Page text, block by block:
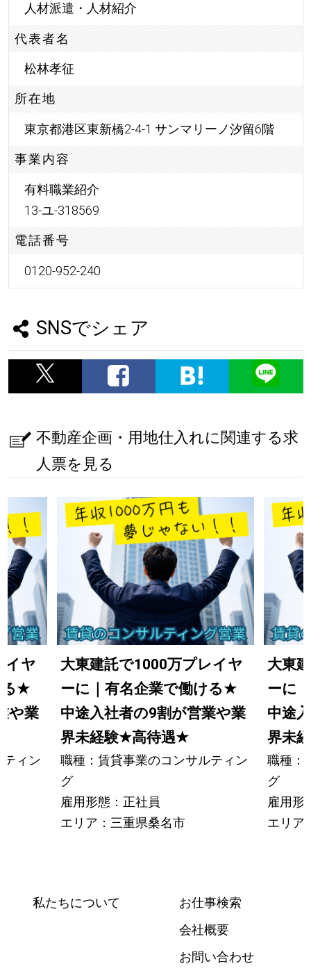
人材派遣・人材紹介
代表者名
松林孝征
所在地
東京都港区東新橋2-4-1 サンマリーノ汐留6階
事業内容
有料職業紹介
13-ユ-318569
電話番号
0120-952-240
SNSでシェア
不動産企画・用地仕入れに関連する求
人票を見る
イヤ
★
や業
ィン
大東建託で1000万プレイヤ
ーに｜有名企業で働ける★
中途入社者の9割が営業や業
界未経験★高待遇★
職種：賃貸事業のコンサルティン
グ
雇用形態：正社員
エリア：三重県桑名市
大東
ーに
中途
界未
職種：
グ
雇用形
エリア
私たちについて
お仕事検索
会社概要
お問い合わせ